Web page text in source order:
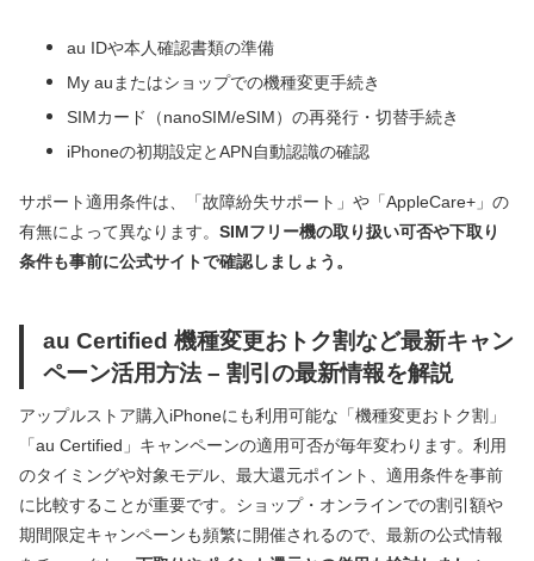
au IDや本人確認書類の準備
My auまたはショップでの機種変更手続き
SIMカード（nanoSIM/eSIM）の再発行・切替手続き
iPhoneの初期設定とAPN自動認識の確認
サポート適用条件は、「故障紛失サポート」や「AppleCare+」の
有無によって異なります。 SIMフリー機の取り扱い可否や下取り
条件も事前に公式サイトで確認しましょう。
au Certified 機種変更おトク割など最新キャン
ペーン活用方法 – 割引の最新情報を解説
アップルストア購入iPhoneにも利用可能な「機種変更おトク割」
「au Certified」キャンペーンの適用可否が毎年変わります。利用
のタイミングや対象モデル、最大還元ポイント、適用条件を事前
に比較することが重要です。ショップ・オンラインでの割引額や
期間限定キャンペーンも頻繁に開催されるので、最新の公式情報